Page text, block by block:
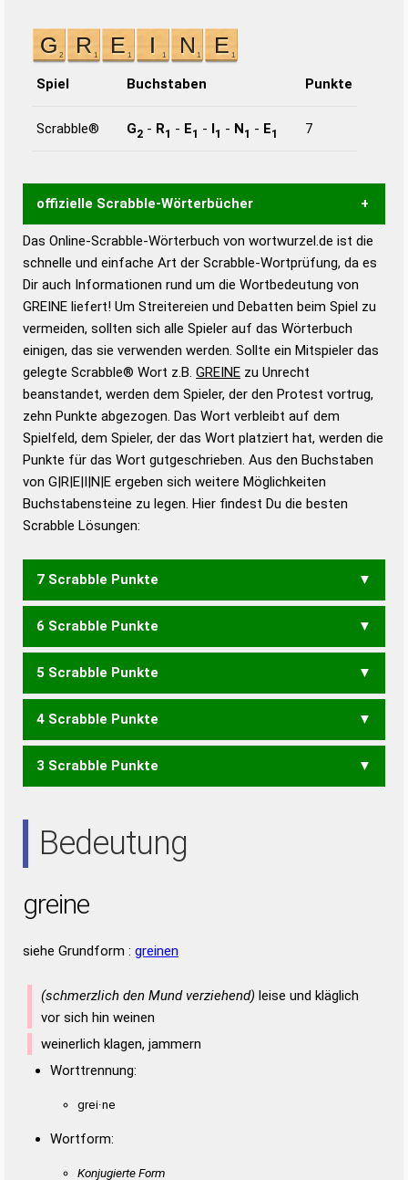
Spiel Buchstaben Punkte
Scrabble® G2 - R1 - E1 - I1 - N1 - E1 7
offizielle Scrabble-Wörterbücher
Wortwurzel liefert mit Hilfe eines semantischen
Wortanalyse-Algorithmus gute Anhaltspunkte zu
Wortbedeutung, Worttrennung und Wortform, um die
Gültigkeit eines Wortes für das Scrabble-Spiel zu
bestimmen!
zugelassene Turnier Scrabble-
Wörterbücher sind:
Duden – Standardwerk in 12 Bänden
Duden – Richtiges und gutes
Deutsch
Duden – Die deutsche Grammatik
Duden – Deutsches
Das Online-Scrabble-Wörterbuch von wortwurzel.de ist die
schnelle und einfache Art der Scrabble-Wortprüfung, da es
Dir auch Informationen rund um die Wortbedeutung von
GREINE liefert! Um Streitereien und Debatten beim Spiel zu
vermeiden, sollten sich alle Spieler auf das Wörterbuch
einigen, das sie verwenden werden. Sollte ein Mitspieler das
gelegte Scrabble® Wort z.B. GREINE zu Unrecht
beanstandet, werden dem Spieler, der den Protest vortrug,
zehn Punkte abgezogen. Das Wort verbleibt auf dem
Spielfeld, dem Spieler, der das Wort platziert hat, werden die
Punkte für das Wort gutgeschrieben. Aus den Buchstaben
von G|R|E|I|N|E ergeben sich weitere Möglichkeiten
Buchstabensteine zu legen. Hier findest Du die besten
Scrabble Lösungen:
7 Scrabble Punkte
EIGNER EREIGN GEIERN
NEGIER
REGIEN REIGEN RIEGEN
6 Scrabble Punkte
EIGEN EIGNE ENGER
GEREN
GERNE GIENE GIERE GREEN GRIEN NEGER NEIGE REGEN
REGIE REGNE RIEGE
5 Scrabble Punkte
EIGN ENGE GEIE GEIN
INGE NEIG REGE RING EIERN EINER NIERE
4 Scrabble Punkte
ENG ERG GEI GEN GER
NEER RENE
3 Scrabble Punkte
Bedeutung
greine
siehe Grundform : greinen
(schmerzlich den Mund verziehend) leise und kläglich
vor sich hin weinen
weinerlich klagen, jammern
Worttrennung:
grei·ne
Wortform:
Konjugierte Form